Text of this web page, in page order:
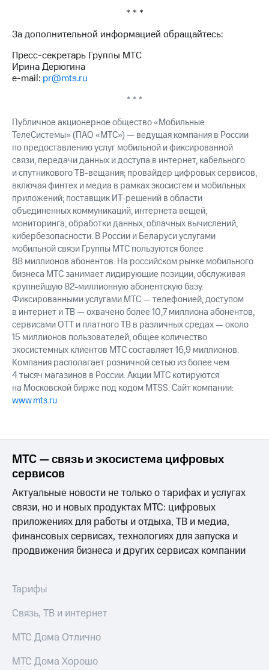
и
Рынок
акций
Порядок
выкупа
акций
Дивиденды
Рынок
облигаций
Описание
Еврооблигации-2023
Уведомление
о
погашении
именных
облигаций
Другое
Регистратор
Реквизиты
Контакты
деловая этика
На главную
* * *
За дополнительной информацией обращайтесь:
Пресс-секретарь Группы МТС
Ирина Дерюгина
e-mail: pr@mts.ru
* * *
Публичное акционерное общество «Мобильные
ТелеСистемы» (ПАО «МТС») — ведущая компания в России
по предоставлению услуг мобильной и фиксированной
связи, передачи данных и доступа в интернет, кабельного
и спутникового ТВ-вещания; провайдер цифровых сервисов,
включая финтех и медиа в рамках экосистем и мобильных
приложений; поставщик ИТ-решений в области
объединенных коммуникаций, интернета вещей,
мониторинга, обработки данных, облачных вычислений,
кибербезопасности. В России и Беларуси услугами
мобильной связи Группы МТС пользуются более
88 миллионов абонентов. На российском рынке мобильного
бизнеса МТС занимает лидирующие позиции, обслуживая
крупнейшую 82-миллионную абонентскую базу.
Фиксированными услугами МТС — телефонией, доступом
в интернет и ТВ — охвачено более 10,7 миллиона абонентов,
сервисами OTT и платного ТВ в различных средах — около
15 миллионов пользователей, общее количество
экосистемных клиентов МТС составляет 16,9 миллионов.
Компания располагает розничной сетью из более чем
4 тысяч магазинов в России. Акции МТС котируются
на Московской бирже под кодом MTSS. Сайт компании:
www.mts.ru
МТС — связь и экосистема цифровых
сервисов
Актуальные новости не только о тарифах и услугах
связи, но и новых продуктах МТС: цифровых
приложениях для работы и отдыха, ТВ и медиа,
финансовых сервисах, технологиях для запуска и
продвижения бизнеса и других сервисах компании
Тарифы
Связь, ТВ и интернет
МТС Дома Отлично
МТС Дома Хорошо